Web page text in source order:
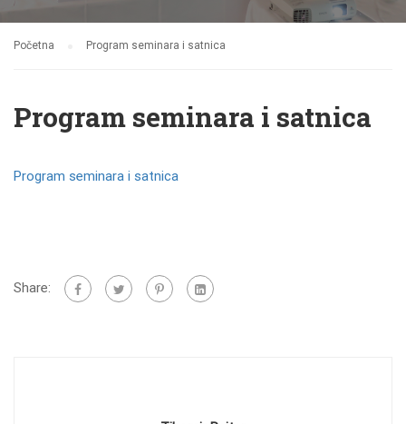
Početna Program seminara i satnica
Program seminara i satnica
Program seminara i satnica
Share: